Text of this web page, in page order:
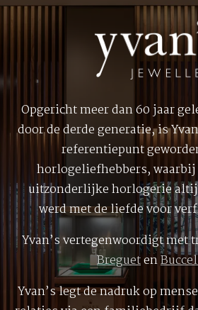
Opgericht meer dan 60 jaar
door de derde generatie, is
referentiepunt
horlogeliefhebbers, waarbij
uitzonderlijke horlogerie
werd met de liefde voor
Yvan’s vertegenwoordigt met
Bregueten
Yvan’s legt de nadruk op